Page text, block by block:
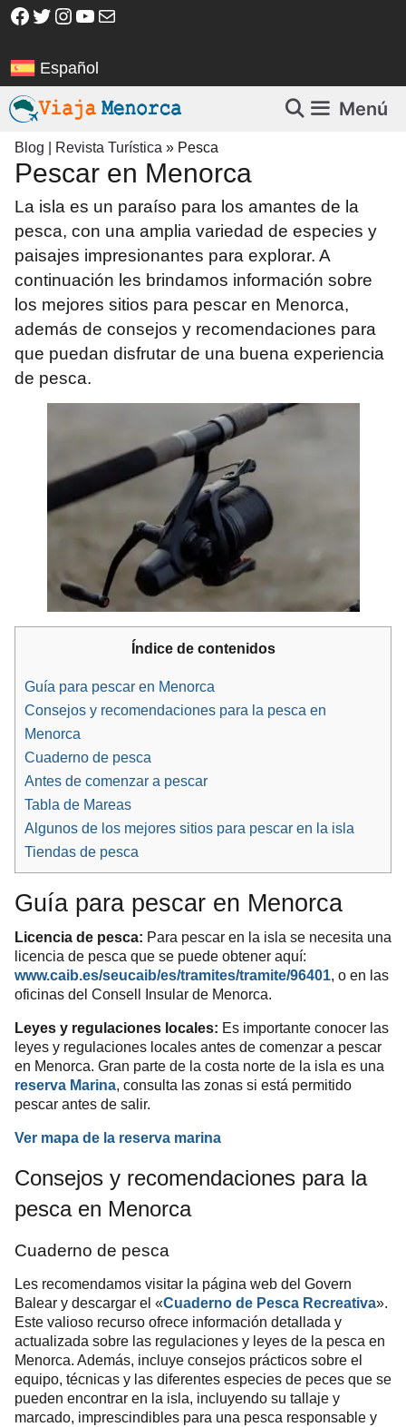
Saltar
Facebook
Twitter
Instagram
YouTube
Correo electrónico
Español
Menú
Blog | Revista Turística » Pesca
Pescar en Menorca
La isla es un paraíso para los amantes de la
pesca, con una amplia variedad de especies y
paisajes impresionantes para explorar. A
continuación les brindamos información sobre
los mejores sitios para pescar en Menorca,
además de consejos y recomendaciones para
que puedan disfrutar de una buena experiencia
de pesca.
Índice de contenidos
Guía para pescar en Menorca
Consejos y recomendaciones para la pesca en
Menorca
Cuaderno de pesca
Antes de comenzar a pescar
Tabla de Mareas
Algunos de los mejores sitios para pescar en la isla
Tiendas de pesca
Guía para pescar en Menorca
Licencia de pesca: Para pescar en la isla se necesita una
licencia de pesca que se puede obtener aquí:
www.caib.es/seucaib/es/tramites/tramite/96401, o en las
oficinas del Consell Insular de Menorca.
Leyes y regulaciones locales: Es importante conocer las
leyes y regulaciones locales antes de comenzar a pescar
en Menorca. Gran parte de la costa norte de la isla es una
reserva Marina, consulta las zonas si está permitido
pescar antes de salir.
Ver mapa de la reserva marina
Consejos y recomendaciones para la
pesca en Menorca
Cuaderno de pesca
Les recomendamos visitar la página web del Govern
Balear y descargar el «Cuaderno de Pesca Recreativa».
Este valioso recurso ofrece información detallada y
actualizada sobre las regulaciones y leyes de la pesca en
Menorca. Además, incluye consejos prácticos sobre el
equipo, técnicas y las diferentes especies de peces que se
pueden encontrar en la isla, incluyendo su tallaje y
marcado, imprescindibles para una pesca responsable y